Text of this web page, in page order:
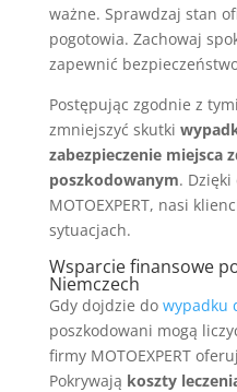
ważne. Sprawdzaj stan
pogotowia. Zachowaj
zapewnić
Postępując zgodnie z
zmniejszyć skutki
zabezpieczenie miejsca
poszkodowanym.
MOTOEXPERT, nasi
sytuacjach.
Wsparcie finansowe
Niemczech
Gdy dojdzie do wypadku
poszkodowani mogą
firmy MOTOEXPERT
Pokrywają koszty